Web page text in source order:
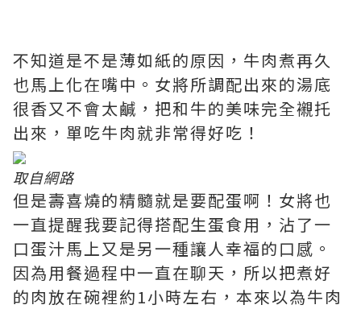
不知道是不是薄如紙的原因，牛肉煮再久
也馬上化在嘴中。女將所調配出來的湯底
很香又不會太鹹，把和牛的美味完全襯托
出來，單吃牛肉就非常得好吃！
取自網路
但是壽喜燒的精髓就是要配蛋啊！女將也
一直提醒我要記得搭配生蛋食用，沾了一
口蛋汁馬上又是另一種讓人幸福的口感。
因為用餐過程中一直在聊天，所以把煮好
的肉放在碗裡約1小時左右，本來以為牛肉